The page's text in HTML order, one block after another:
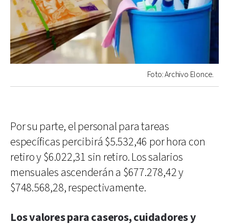
Foto: Archivo Elonce.
Por su parte, el personal para tareas
específicas percibirá $5.532,46 por hora con
retiro y $6.022,31 sin retiro. Los salarios
mensuales ascenderán a $677.278,42 y
$748.568,28, respectivamente.
Los valores para caseros, cuidadores y